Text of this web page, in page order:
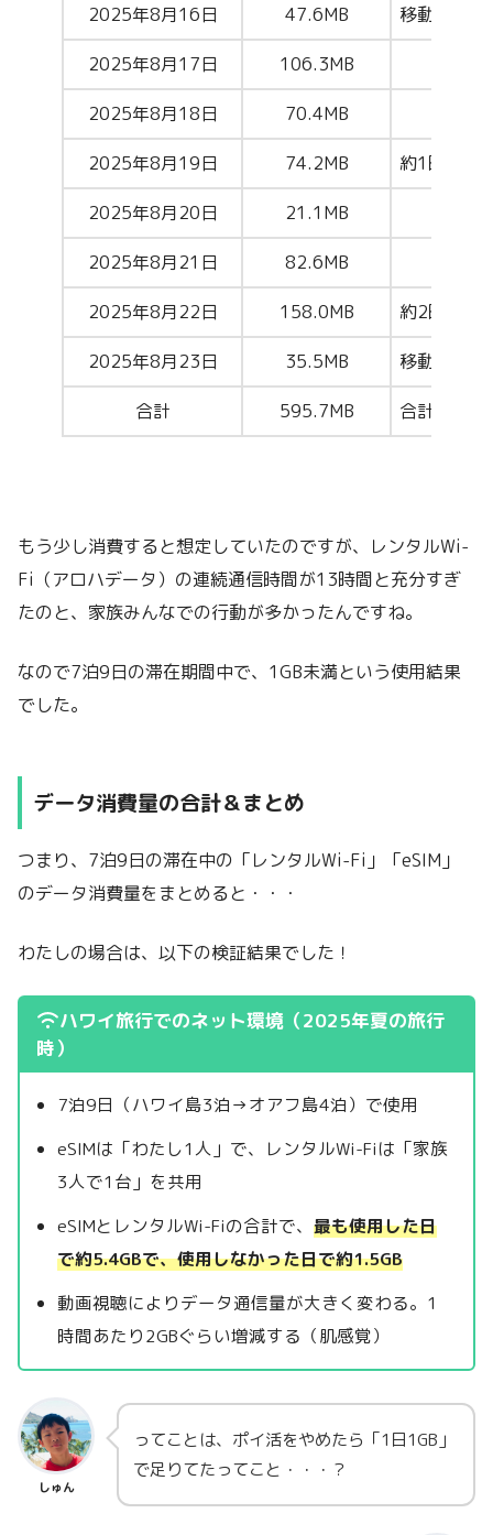
2025年8月16日 47.6MB 移動（羽
2025年8月17日 106.3MB
2025年8月18日 70.4MB
2025年8月19日 74.2MB 約1時間の
2025年8月20日 21.1MB
2025年8月21日 82.6MB
2025年8月22日 158.0MB 約2時間の
2025年8月23日 35.5MB 移動（ホ
合計 595.7MB 合計で1GB
もう少し消費すると想定していたのですが、レンタルWi-
Fi（アロハデータ）の連続通信時間が13時間と充分すぎ
たのと、家族みんなでの行動が多かったんですね。
なので7泊9日の滞在期間中で、1GB未満という使用結果
でした。
データ消費量の合計＆まとめ
つまり、7泊9日の滞在中の「レンタルWi-Fi」「eSIM」
のデータ消費量をまとめると・・・
わたしの場合は、以下の検証結果でした！
ハワイ旅行でのネット環境（2025年夏の旅行
時）
7泊9日（ハワイ島3泊→オアフ島4泊）で使用
eSIMは「わたし1人」で、レンタルWi-Fiは「家族
3人で1台」を共用
eSIMとレンタルWi-Fiの合計で、最も使用した日
で約5.4GBで、使用しなかった日で約1.5GB
動画視聴によりデータ通信量が大きく変わる。1
時間あたり2GBぐらい増減する（肌感覚）
しゅん
ってことは、ポイ活をやめたら「1日1GB」
で足りてたってこと・・・？